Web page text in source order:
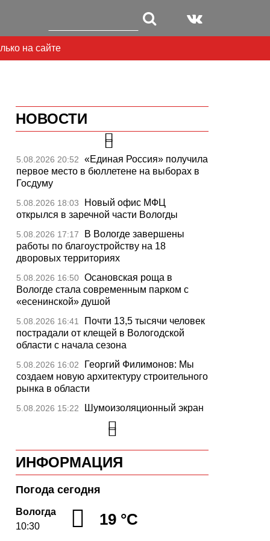
на сайте
НОВОСТИ
5.08.2026 20:52
«Единая Россия» получила
первое место в бюллетене на выборах в
Госдуму
5.08.2026 18:03
Новый офис МФЦ
открылся в заречной части Вологды
5.08.2026 17:17
В Вологде завершены
работы по благоустройству на 18
дворовых территориях
5.08.2026 16:50 Осановская роща в
Вологде стала современным парком с
«есенинской» душой
5.08.2026 16:41
Почти 13,5 тысячи человек
пострадали от клещей в Вологодской
области с начала сезона
5.08.2026 16:02
Георгий Филимонов: Мы
создаем новую архитектуру строительного
рынка в области
5.08.2026 15:22
Шумоизоляционный экран
на Белозерском шоссе в Вологде
превратили в «космическую» галерею
5.08.2026 14:55 Улицу Чернышевского в
Вологде отремонтируют значительно
раньше срока
5.08.2026 13:47 Вологодская область
вошла в число лидеров по росту
рождаемости
ИНФОРМАЦИЯ
Погода сегодня
Вологда
10:30
19 °C